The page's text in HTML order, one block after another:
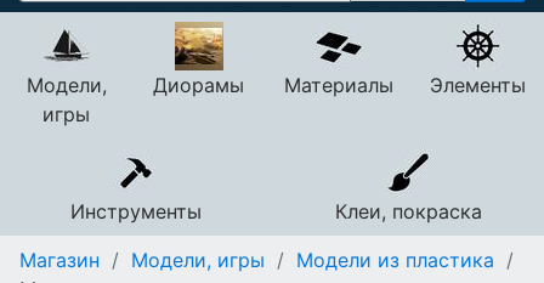
Модели,
игры
Диорамы Материалы Элементы
Инструменты
Клеи, покраска
Магазин / Модели, игры / Модели из пластика /